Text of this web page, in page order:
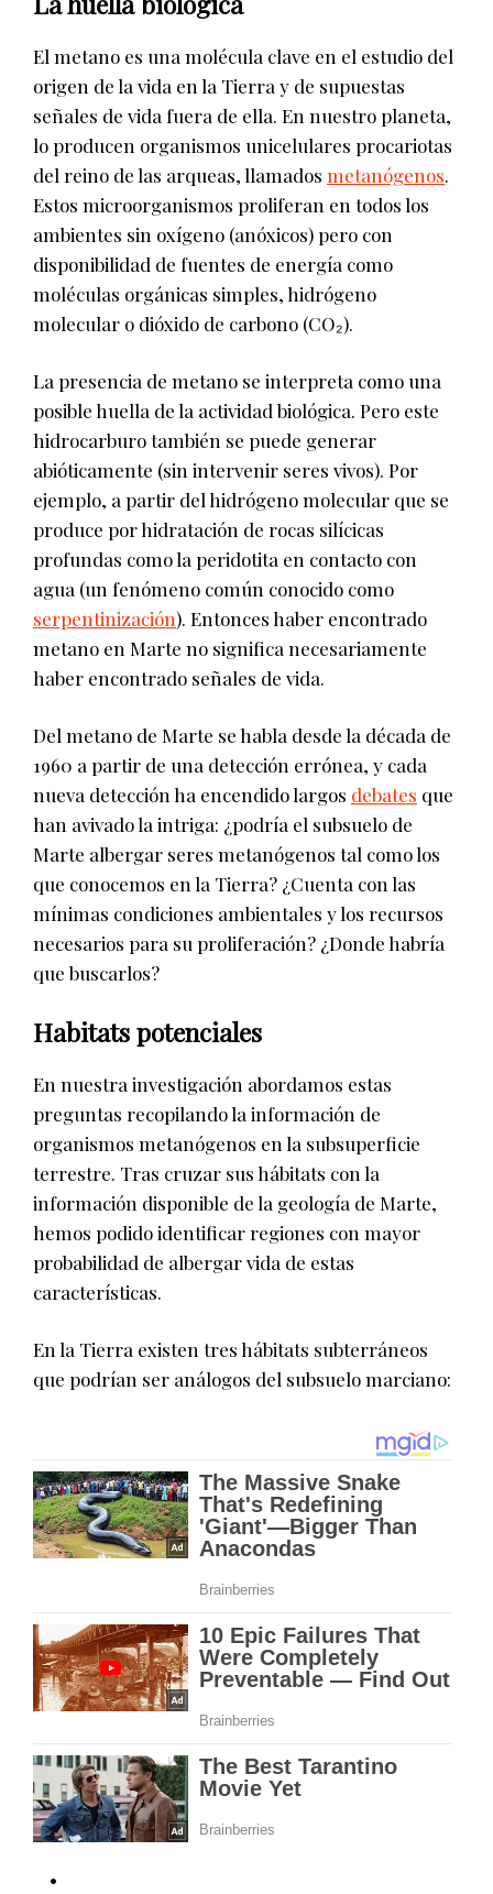
El metano es una molécula clave en el estudio del
origen de la vida en la Tierra y de supuestas
señales de vida fuera de ella. En nuestro planeta,
lo producen organismos unicelulares procariotas
del reino de las arqueas, llamados metanógenos.
Estos microorganismos proliferan en todos los
ambientes sin oxígeno (anóxicos) pero con
disponibilidad de fuentes de energía como
moléculas orgánicas simples, hidrógeno
molecular o dióxido de carbono (CO₂).
La presencia de metano se interpreta como una
posible huella de la actividad biológica. Pero este
hidrocarburo también se puede generar
abióticamente (sin intervenir seres vivos). Por
ejemplo, a partir del hidrógeno molecular que se
produce por hidratación de rocas silícicas
profundas como la peridotita en contacto con
agua (un fenómeno común conocido como
serpentinización). Entonces haber encontrado
metano en Marte no significa necesariamente
haber encontrado señales de vida.
Del metano de Marte se habla desde la década de
1960 a partir de una detección errónea, y cada
nueva detección ha encendido largos debates que
han avivado la intriga: ¿podría el subsuelo de
Marte albergar seres metanógenos tal como los
que conocemos en la Tierra? ¿Cuenta con las
mínimas condiciones ambientales y los recursos
necesarios para su proliferación? ¿Donde habría
que buscarlos?
Habitats potenciales
En nuestra investigación abordamos estas
preguntas recopilando la información de
organismos metanógenos en la subsuperficie
terrestre. Tras cruzar sus hábitats con la
información disponible de la geología de Marte,
hemos podido identificar regiones con mayor
probabilidad de albergar vida de estas
características.
En la Tierra existen tres hábitats subterráneos
que podrían ser análogos del subsuelo marciano: